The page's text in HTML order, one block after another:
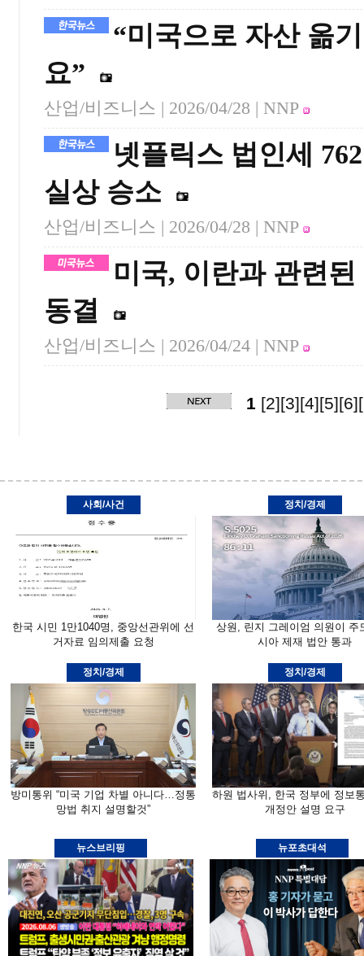
“미국으로 자산 옮
요”
산업/비즈니스 | 2026/04/28 | NNP
넷플릭스 법인세
실상 승소
산업/비즈니스 | 2026/04/28 | NNP
미국, 이란과 관련
동결
산업/비즈니스 | 2026/04/24 | NNP
1 [2][3][4][5][6]
사회/사건
한국 시민 1만1040명, 중앙선관위에 선
거자료 임의제출 요청
정치/경제
상원, 린지 그레이엄 의원이 주
시아 제재 법안 통과
정치/경제
방미통위 “미국 기업 차별 아니다…정통
망법 취지 설명할것”
정치/경제
하원 법사위, 한국 정부에 정보
개정안 설명 요구
뉴스브리핑 뉴포초대석